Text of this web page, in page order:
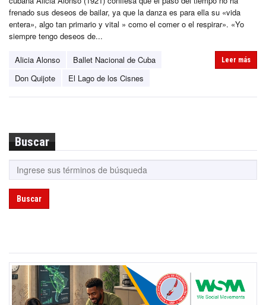
frenado sus deseos de bailar, ya que la danza es para ella su «vida
entera», algo tan primario y vital » como el comer o el respirar». «Yo
siempre tengo deseos de...
Alicia Alonso
Ballet Nacional de Cuba
Don Quijote
El Lago de los Cisnes
Leer más
Buscar
Buscar